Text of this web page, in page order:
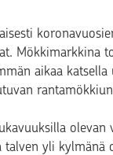
Mökkimarkkina
aikaa
yli kylmänä